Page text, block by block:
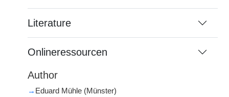
Literature
Onlineressourcen
Author
→ Eduard Mühle (Münster)